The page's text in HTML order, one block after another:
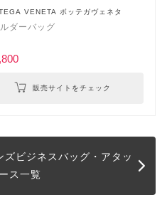
VENETA ボッテガヴェネタ
ダーバッグ
販売サイトをチェック
ビジネスバッグ・アタッ
ス一覧